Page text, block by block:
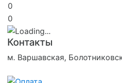
0
0
Контакты
м. Варшавская,